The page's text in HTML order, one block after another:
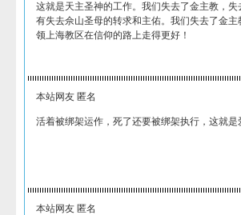
这就是天主圣神的工作。我们失去了金主教，
有失去佘山圣母的转求和主佑。我们失去了金
领上海教区在信仰的路上走得更好！
本站网友 匿名
活着被绑架运作，死了还要被绑架执行，这就
本站网友 匿名